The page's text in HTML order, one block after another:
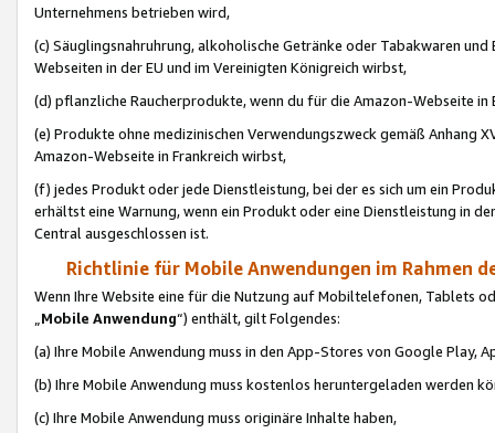
Unternehmens betrieben wird,
(c) Säuglingsnahruhrung, alkoholische Getränke oder Tabakwaren
Webseiten in der EU und im Vereinigten Königreich wirbst,
(d) pflanzliche Raucherprodukte, wenn du für die Amazon-Webseite in
(e) Produkte ohne medizinischen Verwendungszweck gemäß Anhang
Amazon-Webseite in Frankreich wirbst,
(f) jedes Produkt oder jede Dienstleistung, bei der es sich um ein
erhältst eine Warnung, wenn ein Produkt oder eine Dienstleistung in
Central ausgeschlossen ist.
Richtlinie für Mobile Anwendungen im Rahmen
Wenn Ihre Website eine für die Nutzung auf Mobiltelefonen, Tablets
„Mobile Anwendung“) enthält, gilt Folgendes:
(a) Ihre Mobile Anwendung muss in den App-Stores von Google Play,
(b) Ihre Mobile Anwendung muss kostenlos heruntergeladen werden
(c) Ihre Mobile Anwendung muss originäre Inhalte haben,